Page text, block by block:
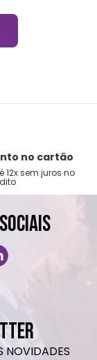
no cartão
12x sem juros no
NOVIDADES